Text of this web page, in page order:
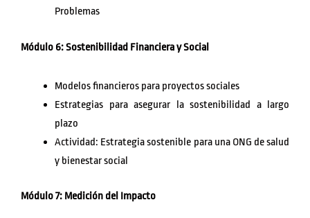
Problemas
Módulo 6: Sostenibilidad Financiera y Social
Modelos financieros para proyectos sociales
Estrategias para asegurar la sostenibilidad a largo
plazo
Actividad: Estrategia sostenible para una ONG de salud
y bienestar social
Módulo 7: Medición del Impacto